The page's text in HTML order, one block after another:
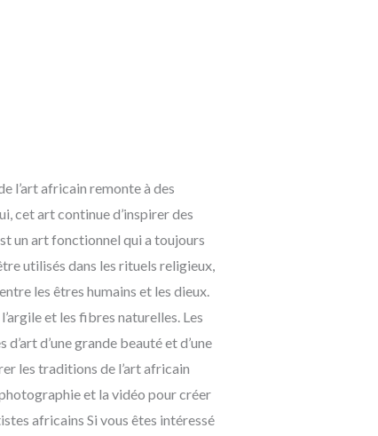
l’art africain remonte à des
cet art continue d’inspirer des
un art fonctionnel qui a toujours
utilisés dans les rituels religieux,
les êtres humains et les dieux.
et les fibres naturelles. Les
d’une grande beauté et d’une
les traditions de l’art africain
et la vidéo pour créer
africains Si vous êtes intéressé